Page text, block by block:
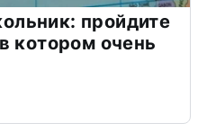
пройдите
котором очень